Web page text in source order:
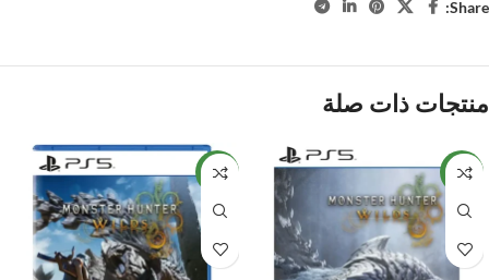
Share:
منتجات ذات صلة
NEW
NEW